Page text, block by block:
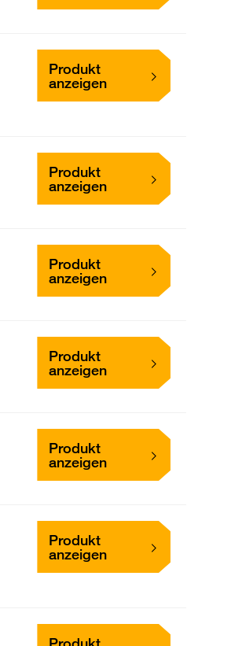
Produkt
anzeigen
Produkt
anzeigen
Produkt
anzeigen
Produkt
anzeigen
Produkt
anzeigen
Produkt
anzeigen